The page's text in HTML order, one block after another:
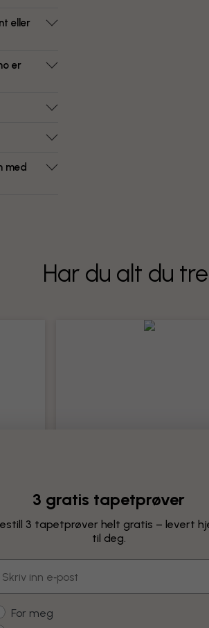
eller
er
med
Har du alt du
Produktinformasjon
199 kr
3 gratis tapetprøver
3 tapetprøver helt gratis – levert
til deg.
type
For meg